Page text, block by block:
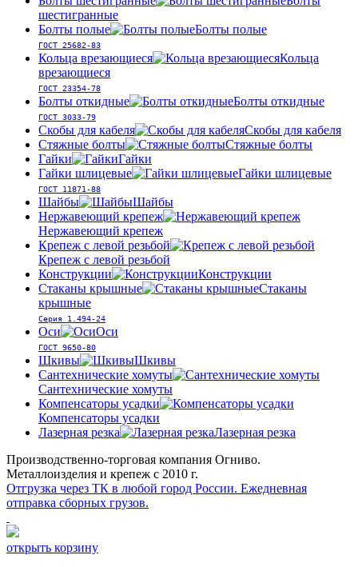
шестигранные
Болты полые
Болты полые
ГОСТ 25682-83
Кольца врезающиеся
Кольца
врезающиеся
ГОСТ 23354-78
Болты откидные Болты откидные
ГОСТ 3033-79
Скобы для кабеля
Скобы для кабеля
Стяжные болты
Стяжные болты
Гайки
Гайки
Гайки шлицевые
Гайки шлицевые
ГОСТ 11871-88
Шайбы
Шайбы
Нержавеющий крепеж
Нержавеющий крепеж
Крепеж с левой резьбой
Крепеж с левой резьбой
Конструкции
Конструкции
Стаканы крышные
Стаканы
крышные
Серия 1.494-24
Оси Оси
ГОСТ 9650-80
Шкивы
Шкивы
Сантехнические хомуты
Сантехнические хомуты
Компенсаторы усадки
Компенсаторы усадки
Лазерная резка
Лазерная резка
Производственно-торговая компания Огниво.
Металлоизделия и крепеж с 2010 г.
Отгрузка через ТК в любой город России. Ежедневная
отправка сборных грузов.
открыть корзину